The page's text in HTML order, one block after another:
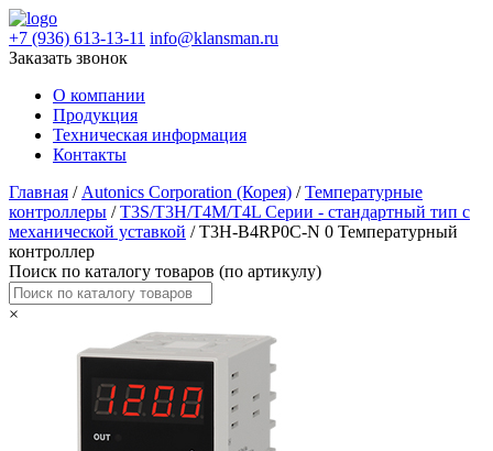
+7 (936) 613-13-11 info@klansman.ru
Заказать звонок
О компании
Продукция
Техническая информация
Контакты
Главная / Autonics Corporation (Корея) /Температурные
контроллеры /T3S/T3H/T4M/T4L Серии - стандартный тип с
механической уставкой / T3H-B4RP0C-N 0 Температурный
контроллер
Поиск по каталогу товаров (по артикулу)
×